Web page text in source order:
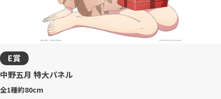
E賞
中野五月 特大パネル
全1種約80cm